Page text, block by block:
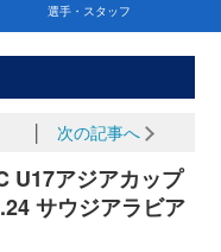
選手・スタッフ
次の記事へ
U17アジアカップ
サウジアラビア